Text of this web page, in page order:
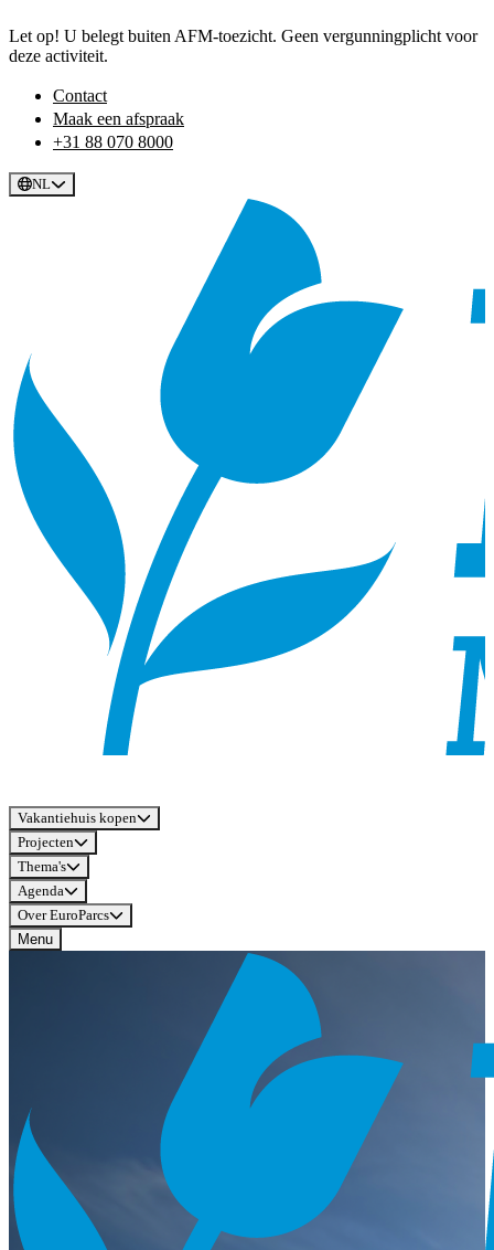
Let op! U belegt buiten AFM-toezicht. Geen vergunningplicht voor
deze activiteit.
Contact
Maak een afspraak
+31 88 070 8000
NL
Vakantiehuis kopen
Projecten
Thema's
Agenda
Over EuroParcs
Menu